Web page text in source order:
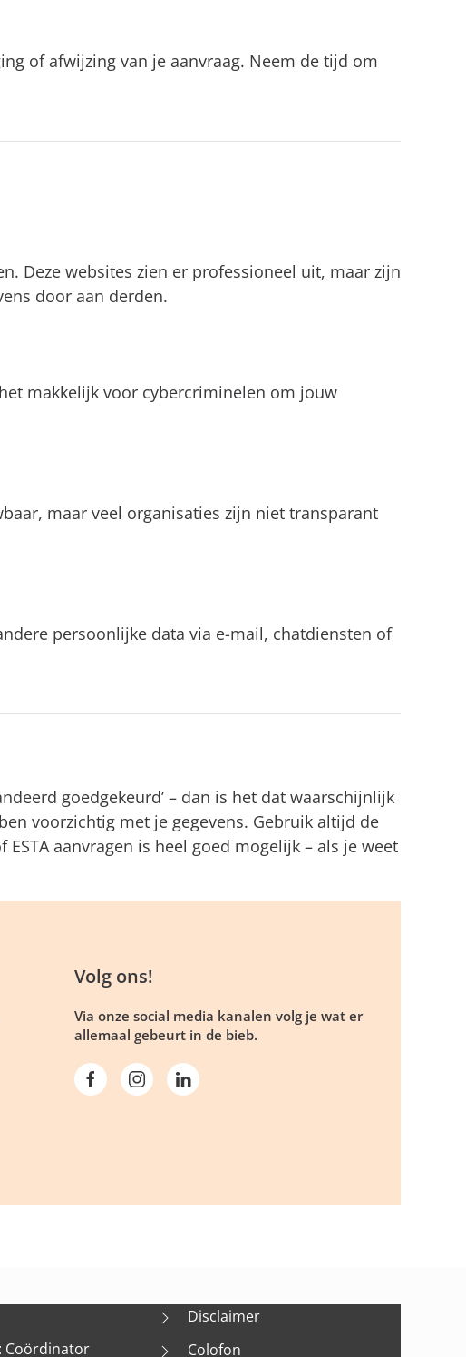
of afwijzing van je aanvraag. Neem de tijd om
Deze websites zien er professioneel uit, maar zijn
door aan derden.
makkelijk voor cybercriminelen om jouw
maar veel organisaties zijn niet transparant
persoonlijke data via e-mail, chatdiensten of
goedgekeurd’ – dan is het dat waarschijnlijk
voorzichtig met je gegevens. Gebruik altijd de
aanvragen is heel goed mogelijk – als je weet
Volg ons!
Via onze social media kanalen volg je wat er
allemaal gebeurt in de bieb.
Coördinator
Disclaimer
Colofon